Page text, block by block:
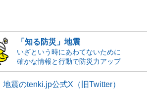
「知る防災」地震
いざという時にあわてないために
確かな情報と行動で防災力アップ
地震のtenki.jp公式X（旧Twitter）